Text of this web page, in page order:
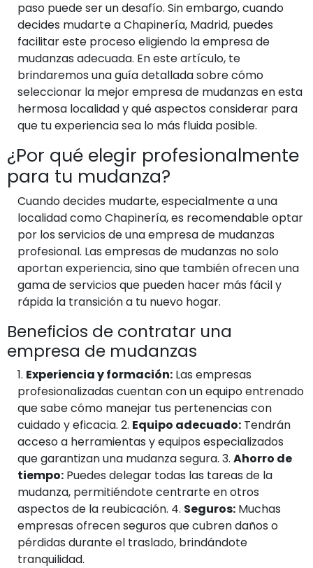
paso puede ser un desafío. Sin embargo, cuando
decides mudarte a Chapinería, Madrid, puedes
facilitar este proceso eligiendo la empresa de
mudanzas adecuada. En este artículo, te
brindaremos una guía detallada sobre cómo
seleccionar la mejor empresa de mudanzas en esta
hermosa localidad y qué aspectos considerar para
que tu experiencia sea lo más fluida posible.
¿Por qué elegir profesionalmente
para tu mudanza?
Cuando decides mudarte, especialmente a una
localidad como Chapinería, es recomendable optar
por los servicios de una empresa de mudanzas
profesional. Las empresas de mudanzas no solo
aportan experiencia, sino que también ofrecen una
gama de servicios que pueden hacer más fácil y
rápida la transición a tu nuevo hogar.
Beneficios de contratar una
empresa de mudanzas
1. Experiencia y formación: Las empresas
profesionalizadas cuentan con un equipo entrenado
que sabe cómo manejar tus pertenencias con
cuidado y eficacia. 2. Equipo adecuado: Tendrán
acceso a herramientas y equipos especializados
que garantizan una mudanza segura. 3. Ahorro de
tiempo: Puedes delegar todas las tareas de la
mudanza, permitiéndote centrarte en otros
aspectos de la reubicación. 4. Seguros: Muchas
empresas ofrecen seguros que cubren daños o
pérdidas durante el traslado, brindándote
tranquilidad.